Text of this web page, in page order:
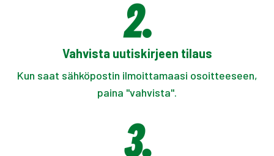
Vahvista uutiskirjeen tilaus
Kun saat sähköpostin ilmoittamaasi osoitteeseen,
paina "vahvista".